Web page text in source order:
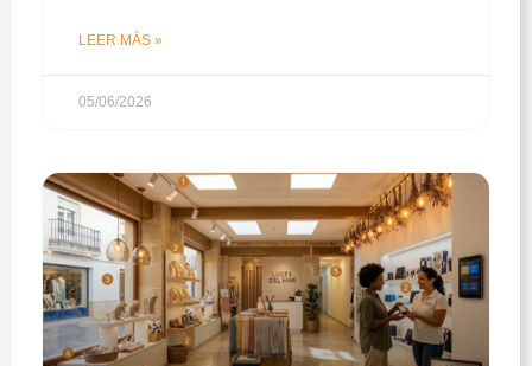
LEER MÁS »
05/06/2026